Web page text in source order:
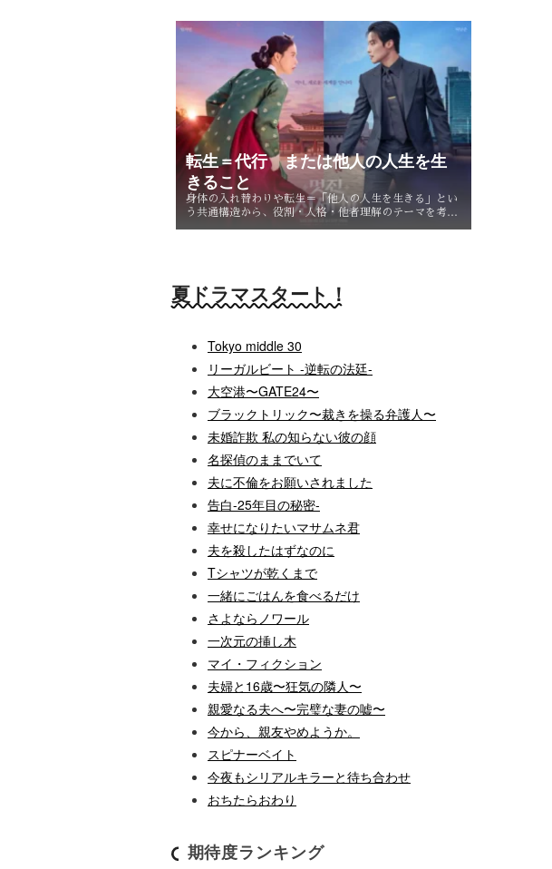
転生＝代行 または他人の人生を生
きること
身体の入れ替わりや転生＝「他人の人生を生きる」とい
う共通構造から、役割・人格・他者理解のテーマを考
夏ドラマスタート！
Tokyo middle 30
リーガルビート -逆転の法廷-
大空港〜GATE24〜
ブラックトリック〜裁きを操る弁護人〜
未婚詐欺 私の知らない彼の顔
名探偵のままでいて
夫に不倫をお願いされました
告白-25年目の秘密-
幸せになりたいマサムネ君
夫を殺したはずなのに
Tシャツが乾くまで
一緒にごはんを食べるだけ
さよならノワール
一次元の挿し木
マイ・フィクション
夫婦と16歳〜狂気の隣人〜
親愛なる夫へ〜完璧な妻の嘘〜
今から、親友やめようか。
スピナーベイト
今夜もシリアルキラーと待ち合わせ
おちたらおわり
期待度ランキング